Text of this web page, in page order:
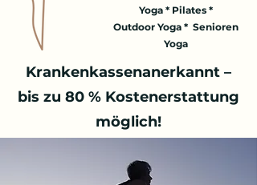
Yoga * Pilates *
Outdoor Yoga * Senioren
Yoga
Krankenkassenanerkannt –
bis zu 80 % Kostenerstattung
möglich!